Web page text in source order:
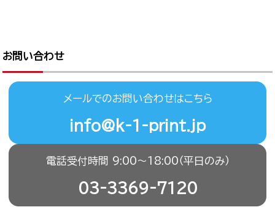
お問い合わせ
メールでのお問い合わせはこちら
info@k-1-print.jp
電話受付時間 9:00〜18:00（平日のみ）
03-3369-7120